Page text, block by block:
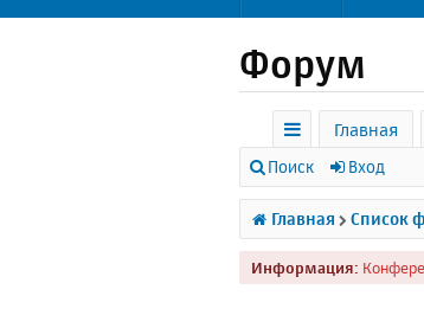
Форум
с
ы
л
к
Главная
Поиск Вход
Главная Список
Информация: